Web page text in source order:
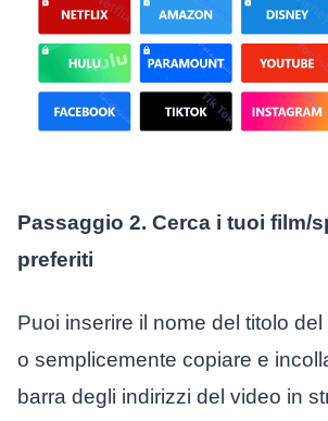
Passaggio 2. Cerca i tuoi film/
preferiti
Puoi inserire il nome del titolo
o semplicemente copiare e
barra degli indirizzi del video in